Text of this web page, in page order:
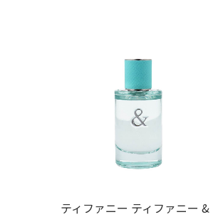
ティファニー ティファニー &